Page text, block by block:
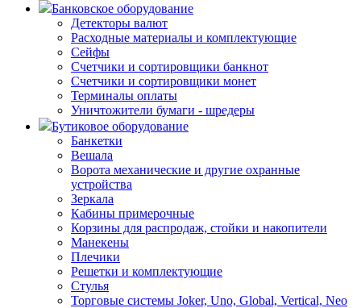
Банковское оборудование
Детекторы валют
Расходные материалы и комплектующие
Сейфы
Счетчики и сортировщики банкнот
Счетчики и сортировщики монет
Терминалы оплаты
Уничтожители бумаги - шредеры
Бутиковое оборудование
Банкетки
Вешала
Ворота механические и другие охранные
устройства
Зеркала
Кабины примерочные
Корзины для распродаж, стойки и накопители
Манекены
Плечики
Решетки и комплектующие
Стулья
Торговые системы Joker, Uno, Global, Vertical, Neo